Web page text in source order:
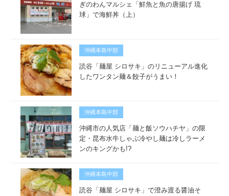
ぎのわんマルシェ「鮮魚と魚の唐揚げ 琉
球」で海鮮丼（上）
沖縄本島中部
読谷「麺屋 シロサキ」のリニューアル進化
したワンタン麺＆餃子がうまい！
沖縄本島中部
沖縄市の人気店「麺と飯ソウハチヤ」の限
定・昆布水牛しゃぶ冷やし麺は冷しラーメ
ンのキングかも!?
沖縄本島中部
読谷「麺屋 シロサキ」で澄み渡る醤油そ